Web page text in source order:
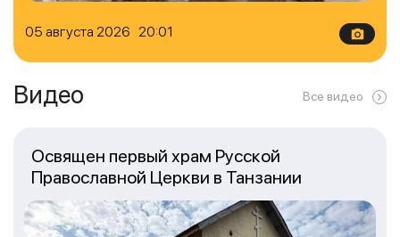
05 августа 2026 20:01
Видео Все видео
Освящен первый храм Русской
Православной Церкви в Танзании